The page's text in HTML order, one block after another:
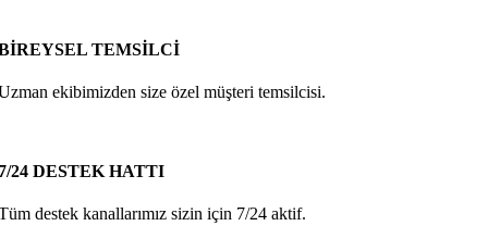
TEMSİLCİ
ekibimizden size özel müşteri temsilcisi.
24 DESTEK HATTI
destek kanallarımız sizin için 7/24 aktif.